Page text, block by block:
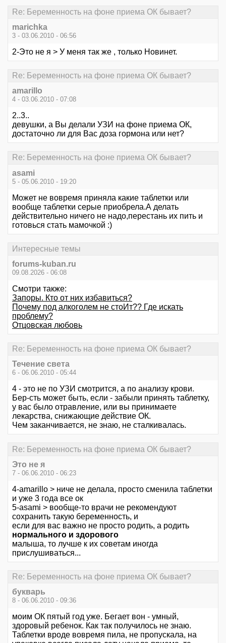
Re: Беременность на фоне приема ОК бывает?
marichka
3 - 03.06.2010 - 06:56
2-Это не я > У меня так же , только Новинет.
Re: Беременность на фоне приема ОК бывает?
amarillo
4 - 03.06.2010 - 07:08
2..3..
девушки, а Вы делали УЗИ на фоне приема ОК,
достаточно ли для Вас доза гормона или нет?
Re: Беременность на фоне приема ОК бывает?
asami
5 - 05.06.2010 - 19:20
Может не вовремя приняла какие таблетки или
вообще таблетки серые приобрела.А делать
действительно ничего не надо,перестань их пить и
готовься стать мамочкой :)
Интересные темы
forums-kuban.ru
09.08.2026 - 06:08
Смотри также:
Запоры. Кто от них избавиться?
Почему под алкоголем не стоИт?? Где искать
проблему?
Отцовская любовь
Re: Беременность на фоне приема ОК бывает?
Течение света
6 - 06.06.2010 - 05:44
4 - это не по УЗИ смотрится, а по анализу крови.
Бер-сть может быть, если - забыли принять таблетку,
у вас было отравление, или вы принимаете
лекарства, снижающие действие ОК.
Чем заканчивается, не знаю, не сталкивалась.
Re: Беременность на фоне приема ОК бывает?
Это не я
7 - 06.06.2010 - 06:23
4-amarillo > ниче не делала, просто сменила таблетки
и уже 3 года все ок
5-asami > вообще-то врачи не рекомендуют
сохранить такую беременность, и
если для вас важно не просто родить, а родить
нормального и здорового
малыша, то лучше к их советам иногда
прислушиваться...
Re: Беременность на фоне приема ОК бывает?
букварь
8 - 06.06.2010 - 09:36
моим ОК пятый год уже. Бегает вон - умный,
здоровый ребенок. Как так получилось не знаю.
Таблетки вроде вовремя пила, не пропускала, на